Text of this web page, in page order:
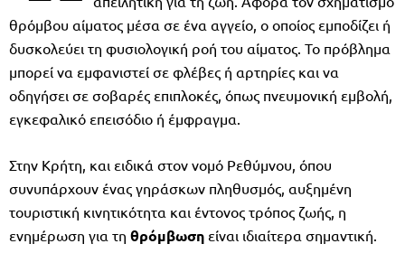
θρόμβου αίματος μέσα σε ένα αγγείο, ο οποίος εμποδίζει ή
δυσκολεύει τη φυσιολογική ροή του αίματος. Το πρόβλημα
μπορεί να εμφανιστεί σε φλέβες ή αρτηρίες και να
οδηγήσει σε σοβαρές επιπλοκές, όπως πνευμονική εμβολή,
εγκεφαλικό επεισόδιο ή έμφραγμα.
Στην Κρήτη, και ειδικά στον νομό Ρεθύμνου, όπου
συνυπάρχουν ένας γηράσκων πληθυσμός, αυξημένη
τουριστική κινητικότητα και έντονος τρόπος ζωής, η
ενημέρωση για τη θρόμβωση είναι ιδιαίτερα σημαντική.